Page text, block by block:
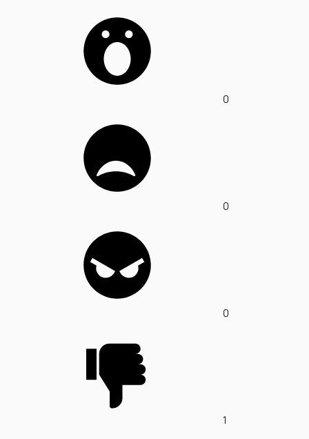
0
0
0
1